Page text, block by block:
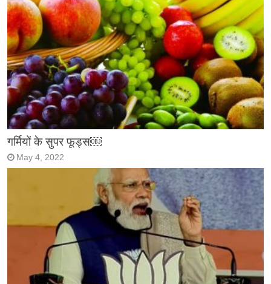
गर्मियों के सुपर फूड्स￼
May 4, 2022